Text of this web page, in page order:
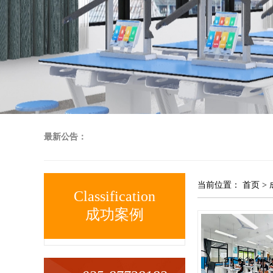
最新公告：
Classification
成功案例
当前位置： 首页 >